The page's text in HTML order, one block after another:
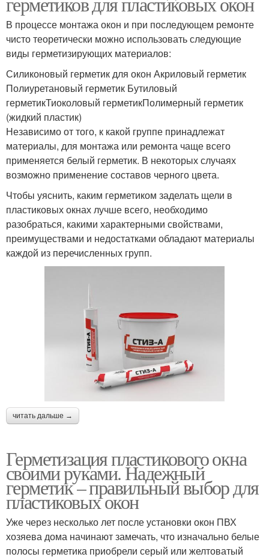
В процессе монтажа окон и при последующем ремонте
чисто теоретически можно использовать следующие
виды герметизирующих материалов:
Силиконовый герметик для окон Акриловый герметик
Полиуретановый герметик Бутиловый
герметикТиоколовый герметикПолимерный герметик
(жидкий пластик)
Независимо от того, к какой группе принадлежат
материалы, для монтажа или ремонта чаще всего
применяется белый герметик. В некоторых случаях
возможно применение составов черного цвета.
Чтобы уяснить, каким герметиком заделать щели в
пластиковых окнах лучше всего, необходимо
разобраться, какими характерными свойствами,
преимуществами и недостатками обладают материалы
каждой из перечисленных групп.
читать дальше →
Герметизация пластикового окна
своими руками. Надежный
герметик – правильный выбор для
пластиковых окон
Уже через несколько лет после установки окон ПВХ
хозяева дома начинают замечать, что изначально белые
полосы герметика приобрели серый или желтоватый